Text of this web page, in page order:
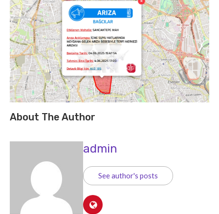
About The Author
admin
See author's posts